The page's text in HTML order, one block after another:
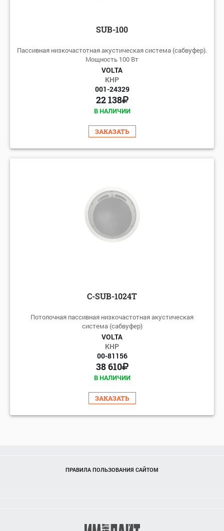
SUB-100
Пассивная низкочастотная акустическая система (сабвуфер).
Мощность 100 Вт
VOLTA
КНР
001-24329
22 138
В НАЛИЧИИ
ЗАКАЗАТЬ
C-SUB-1024T
Потолочная пассивная низкочастотная акустическая
система (сабвуфер)
VOLTA
КНР
00-81156
38 610
В НАЛИЧИИ
ЗАКАЗАТЬ
ПРАВИЛА ПОЛЬЗОВАНИЯ САЙТОМ